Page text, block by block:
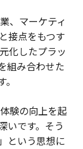
、マーケティ
接点をもつす
化したプラッ
組み合わせた
験の向上を起
いです。そう
という思想に